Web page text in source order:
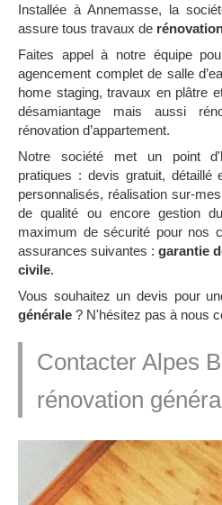
Installée à Annemasse, la
assure tous travaux de
Faites appel à notre équipe
agencement complet de salle
home staging, travaux en plâtre
désamiantage mais aussi
rénovation d’appartement.
Notre société met un point
pratiques : devis gratuit, détaillé
personnalisés, réalisation sur-
de qualité ou encore gestion
maximum de sécurité pour nos
assurances suivantes : garantie
civile.
Vous souhaitez un devis pour
générale ? N'hésitez pas à nous
Contacter Alpes
rénovation